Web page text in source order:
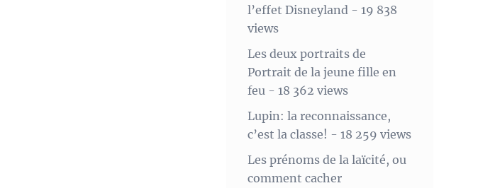
l’effet Disneyland - 19 838
views
Les deux portraits de
Portrait de la jeune fille en
feu - 18 362 views
Lupin: la reconnaissance,
c’est la classe! - 18 259 views
Les prénoms de la laïcité, ou
comment cacher